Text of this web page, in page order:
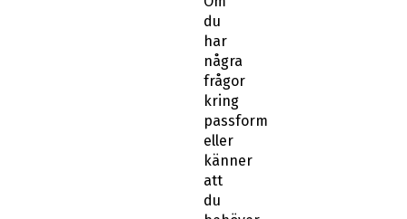
har
några
frågor
kring
passform
eller
känner
att
du
behöver
hjälp